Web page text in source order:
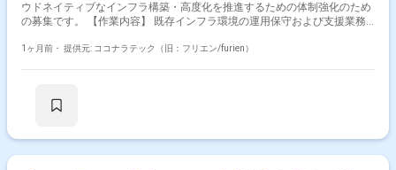
ウドネイティブなインフラ構築・高度化を推進するための体制強化のため
の募集です。 【作業内容】 既存インフラ環境の運用保守および支援業務
ルシューティングや問い合わせ対応、Webアプリケーション（Rails、
視と防御体制の設計・構築・運用を行っていただきます。加えて、MTGへ
1ヶ月前・ 提供元: ココナラテック（旧：フリエン/furien）